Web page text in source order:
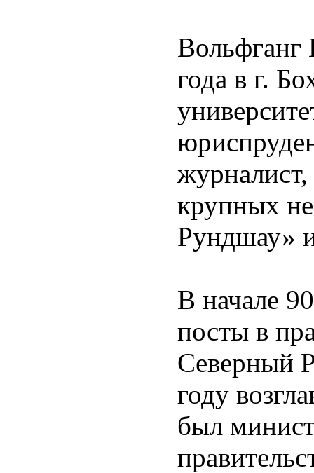
Вольфганг
года в г.
крупных
Рундшау»
В начале
посты в
Северный
году
был